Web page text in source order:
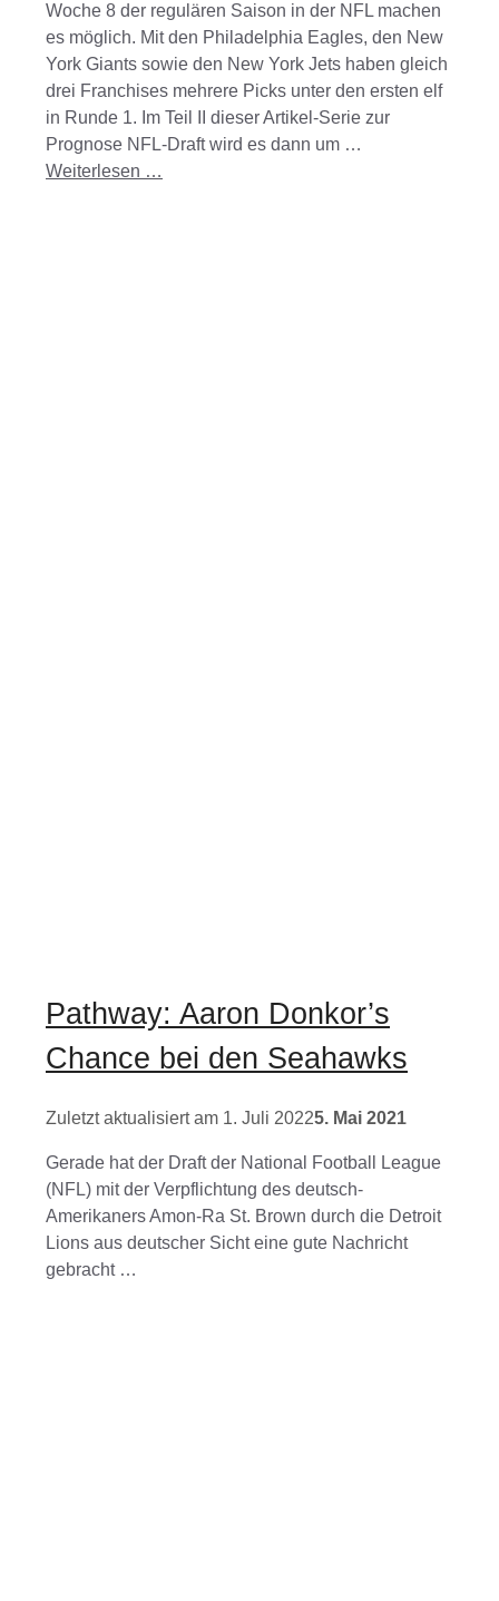
Woche 8 der regulären Saison in der NFL machen
es möglich. Mit den Philadelphia Eagles, den New
York Giants sowie den New York Jets haben gleich
drei Franchises mehrere Picks unter den ersten elf
in Runde 1. Im Teil II dieser Artikel-Serie zur
Prognose NFL-Draft wird es dann um …
Weiterlesen …
Pathway: Aaron Donkor’s
Chance bei den Seahawks
1. Juli 20225. Mai 2021
Gerade hat der Draft der National Football League
(NFL) mit der Verpflichtung des deutsch-
Amerikaners Amon-Ra St. Brown durch die Detroit
Lions aus deutscher Sicht eine gute Nachricht
gebracht …